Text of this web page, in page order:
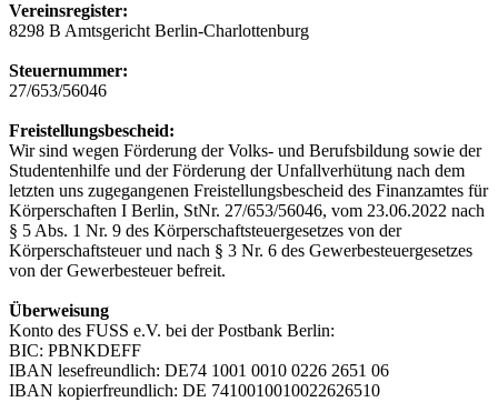
Vereinsregister:
8298 B Amtsgericht Berlin-Charlottenburg
Steuernummer:
27/653/56046
Freistellungsbescheid:
Wir sind wegen Förderung der Volks- und Berufsbildung sowie der
Studentenhilfe und der Förderung der Unfallverhütung nach dem
letzten uns zugegangenen Freistellungsbescheid des Finanzamtes für
Körperschaften I Berlin, StNr. 27/653/56046, vom 23.06.2022 nach
§ 5 Abs. 1 Nr. 9 des Körperschaftsteuergesetzes von der
Körperschaftsteuer und nach § 3 Nr. 6 des Gewerbesteuergesetzes
von der Gewerbesteuer befreit.
Überweisung
Konto des FUSS e.V. bei der Postbank Berlin:
BIC: PBNKDEFF
IBAN lesefreundlich: DE74 1001 0010 0226 2651 06
IBAN kopierfreundlich: DE 7410010010022626510